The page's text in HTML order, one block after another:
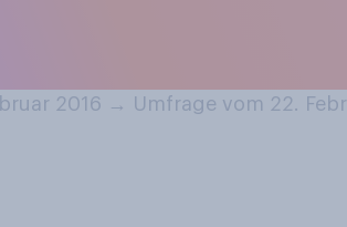
2016 → Umfrage vom 22.